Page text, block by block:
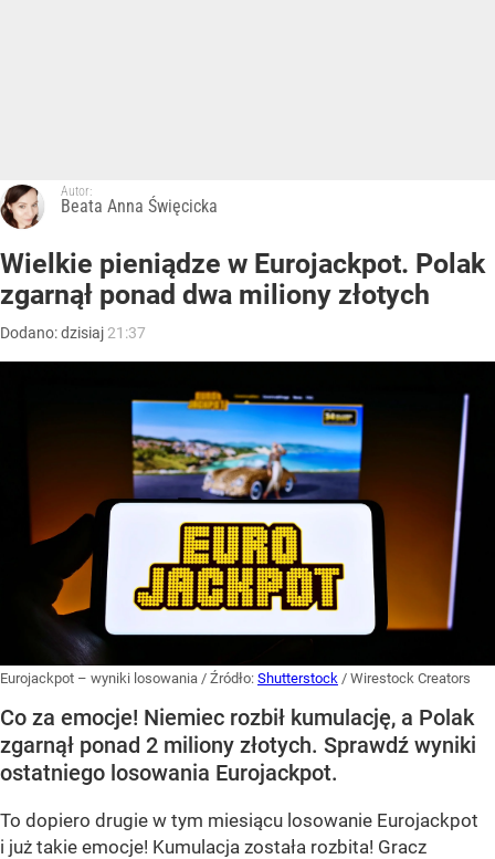
Autor:
Beata Anna Święcicka
Wielkie pieniądze w Eurojackpot. Polak
zgarnął ponad dwa miliony złotych
Dodano:dzisiaj 21:37
Eurojackpot – wyniki losowania / Źródło: Shutterstock / Wirestock Creators
Co za emocje! Niemiec rozbił kumulację, a Polak
zgarnął ponad 2 miliony złotych. Sprawdź wyniki
ostatniego losowania Eurojackpot.
To dopiero drugie w tym miesiącu losowanie Eurojackpot
i już takie emocje! Kumulacja została rozbita! Gracz